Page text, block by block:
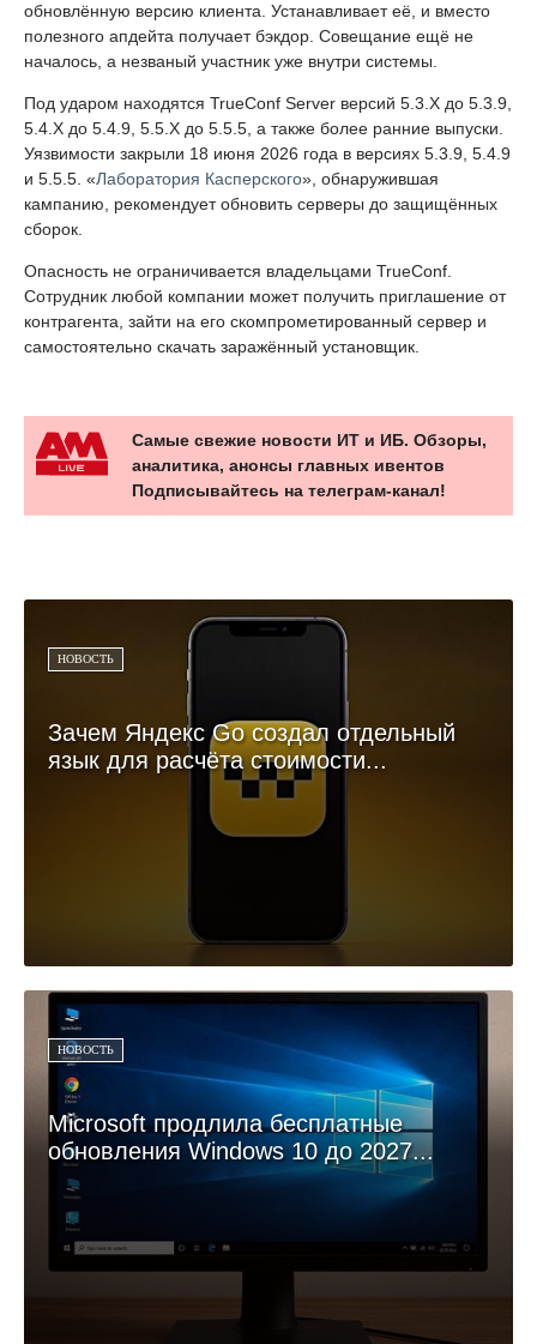
обновлённую версию клиента. Устанавливает её, и вместо
полезного апдейта получает бэкдор. Совещание ещё не
началось, а незваный участник уже внутри системы.
Под ударом находятся TrueConf Server версий 5.3.X до 5.3.9,
5.4.X до 5.4.9, 5.5.X до 5.5.5, а также более ранние выпуски.
Уязвимости закрыли 18 июня 2026 года в версиях 5.3.9, 5.4.9
и 5.5.5. «Лаборатория Касперского», обнаружившая
кампанию, рекомендует обновить серверы до защищённых
сборок.
Опасность не ограничивается владельцами TrueConf.
Сотрудник любой компании может получить приглашение от
контрагента, зайти на его скомпрометированный сервер и
самостоятельно скачать заражённый установщик.
Самые свежие новости ИТ и ИБ. Обзоры,
аналитика, анонсы главных ивентов
Подписывайтесь на телеграм-канал!
НОВОСТЬ
Зачем Яндекс Go создал отдельный
язык для расчёта стоимости...
НОВОСТЬ
Microsoft продлила бесплатные
обновления Windows 10 до 2027...